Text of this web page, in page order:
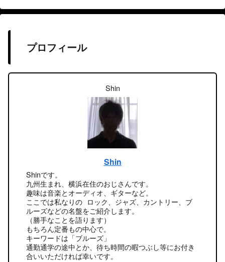
プロフィール
Shin
Shin
Shinです。
九州生まれ、横浜在住のおじさんです。
趣味は音楽とオーディオ、ギターなど。
ここでは私なりの ロック、ジャズ、カントリー、ブ
ルーズなどの名盤をご紹介します。
（勝手なことを語ります）
もちろん定番もの中心で。
キーワードは「ブルーズ」
通勤通学の途中とか、待ち時間の暇つぶし等にお付き
合いいただければ幸いです。